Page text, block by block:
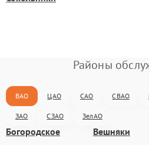
Районы
ВАО ЦАО САО СВАО
ЗАО СЗАО ЗелАО
Богородское Вешняки